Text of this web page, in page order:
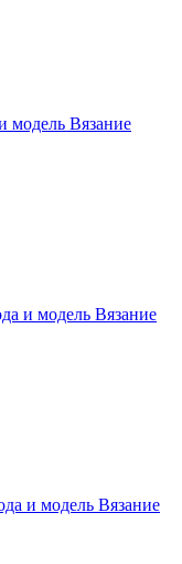
модель Вязание
и модель Вязание
и модель Вязание